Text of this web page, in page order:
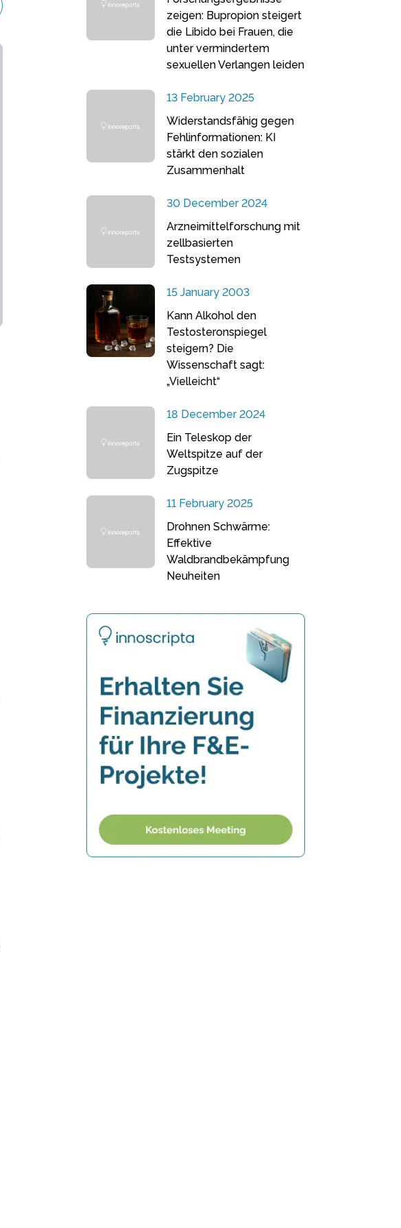
zeigen: Bupropion steigert
die Libido bei Frauen, die
unter vermindertem
sexuellen Verlangen leiden
13 February 2025
Widerstandsfähig gegen
Fehlinformationen: KI
stärkt den sozialen
Zusammenhalt
30 December 2024
Arzneimittelforschung mit
zellbasierten
Testsystemen
15 January 2003
Kann Alkohol den
Testosteronspiegel
steigern? Die
Wissenschaft sagt:
„Vielleicht“
18 December 2024
Ein Teleskop der
Weltspitze auf der
Zugspitze
11 February 2025
Drohnen Schwärme:
Effektive
Waldbrandbekämpfung
Neuheiten